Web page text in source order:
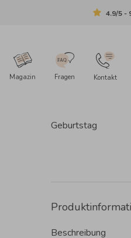
4.9/5 -
Magazin Fragen Kontakt
Geburtstag
Beschreibung